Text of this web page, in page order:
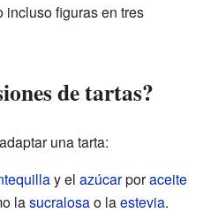
figuras en tres
de tartas?
una tarta:
y el azúcarporaceite
lasucralosao laestevia.